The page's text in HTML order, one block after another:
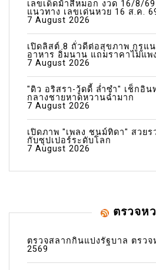
เลขเด็ดม้าสีหมอก งวด 16/8/
แนวทาง เลขเด่นหวย 16 ส.ค.
7 August 2026
เปิดลิสต์ 8 ถั่วดีต่อสุขภาพ กูรูแ
อาหาร อิ่มนาน แถมราคาไม่แพง
7 August 2026
"ดิว อริสรา-วู้ดดี้ ล่ำซำ" เช็กอิน
กลางชายหาดหวานฉ่ำมาก
7 August 2026
เปิดภาพ "เพลง ชนม์ทิดา" สวย
กับซุปเปอร์ระดับโลก
7 August 2026
ตรวจห
ตรวจสลากกินแบ่งรัฐบาล ตรวจ
2569